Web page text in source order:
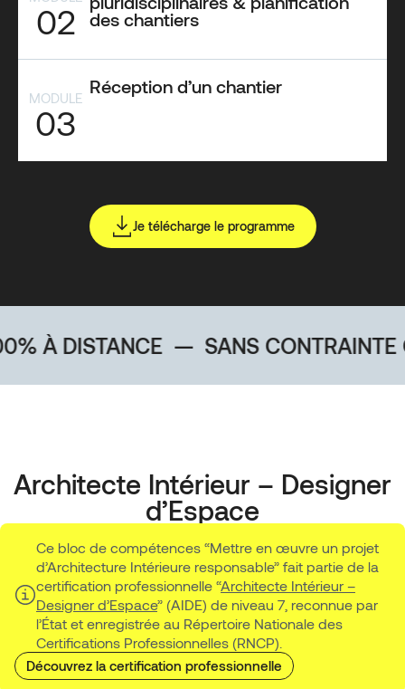
02 des chantiers
MODULE
03
Réception d’un chantier
Je télécharge le programme
— SANS CONTRAINTE
Architecte Intérieur – Designer
d’Espace
Ce bloc de compétences “Mettre en œuvre un projet
d’Architecture Intérieure responsable” fait partie de la
certification professionnelle “Architecte Intérieur –
Designer d’Espace” (AIDE) de niveau 7, reconnue par
l’État et enregistrée au Répertoire Nationale des
Certifications Professionnelles (RNCP).
Découvrez la certification professionnelle